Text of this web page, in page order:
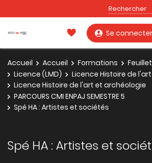
Se connecter
Accueil Accueil Formations
Licence (LMD)
Licence Histoire de
Licence Histoire de l'art et archéologie
PARCOURS CMI ENPAJ SEMESTRE 5
Spé HA : Artistes et sociétés
Spé HA : Artistes et